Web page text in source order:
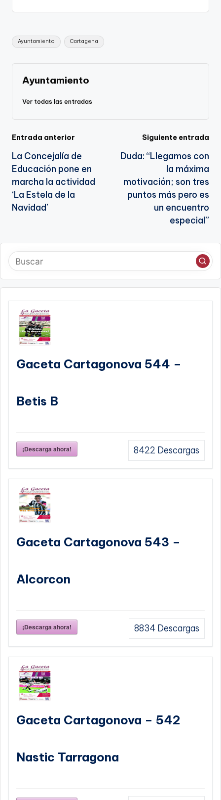
y
Li
n
k
e
b
o
o
k
l
gr
a
m
ts
p
gl
a
e
Etiquetas:
Ayuntamiento Cartagena
Ayuntamiento
Ver todas las entradas
Navegación
de
entradas
Entrada anterior
La Concejalía de
Educación pone en
marcha la actividad
‘La Estela de la
Navidad’
Siguiente entrada
Duda: “Llegamos con
la máxima
motivación; son tres
puntos más pero es
un encuentro
especial”
Gaceta Cartagonova 544 –
Betis B
¡Descarga ahora! 8422 Descargas
Gaceta Cartagonova 543 –
Alcorcon
¡Descarga ahora! 8834 Descargas
Gaceta Cartagonova – 542
Nastic Tarragona